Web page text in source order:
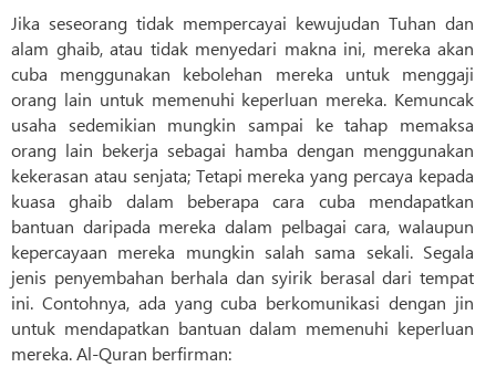
Jika seseorang tidak mempercayai kewujudan Tuhan dan
alam ghaib, atau tidak menyedari makna ini, mereka akan
cuba menggunakan kebolehan mereka untuk menggaji
orang lain untuk memenuhi keperluan mereka. Kemuncak
usaha sedemikian mungkin sampai ke tahap memaksa
orang lain bekerja sebagai hamba dengan menggunakan
kekerasan atau senjata; Tetapi mereka yang percaya kepada
kuasa ghaib dalam beberapa cara cuba mendapatkan
bantuan daripada mereka dalam pelbagai cara, walaupun
kepercayaan mereka mungkin salah sama sekali. Segala
jenis penyembahan berhala dan syirik berasal dari tempat
ini. Contohnya, ada yang cuba berkomunikasi dengan jin
untuk mendapatkan bantuan dalam memenuhi keperluan
mereka. Al-Quran berfirman: